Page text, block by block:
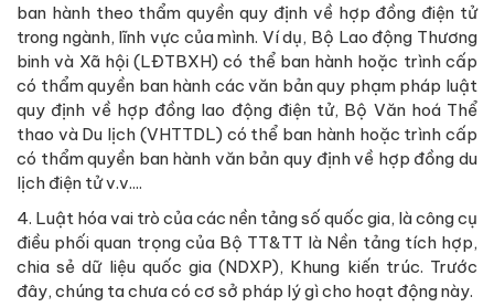
ban hành theo thẩm quyền quy định về hợp đồng điện tử
trong ngành, lĩnh vực của mình. Ví dụ, Bộ Lao động Thương
binh và Xã hội (LĐTBXH) có thể ban hành hoặc trình cấp
có thẩm quyền ban hành các văn bản quy phạm pháp luật
quy định về hợp đồng lao động điện tử, Bộ Văn hoá Thể
thao và Du lịch (VHTTDL) có thể ban hành hoặc trình cấp
có thẩm quyền ban hành văn bản quy định về hợp đồng du
lịch điện tử v.v....
4. Luật hóa vai trò của các nền tảng số quốc gia, là công cụ
điều phối quan trọng của Bộ TT&TT là Nền tảng tích hợp,
chia sẻ dữ liệu quốc gia (NDXP), Khung kiến trúc. Trước
đây, chúng ta chưa có cơ sở pháp lý gì cho hoạt động này.